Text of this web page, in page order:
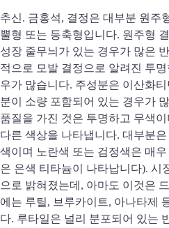
추신. 금홍석, 결정은 대부분 원주
뿔형 또는 등축형입니다. 원주형
성장 줄무늬가 있는 경우가 많은
적으로 모발 결정으로 알려진 투
우가 많습니다. 주성분은 이산화
분이 소량 포함되어 있는 경우가
품질을 가진 것은 투명하고 무색
다른 색상을 나타냅니다. 대부분
색이며 노란색 또는 검정색은 매
은 은색 티타늄이 나타납니다). 시
으로 밝혀졌는데, 아마도 이것은
에는 루틸, 브루카이트, 아나타제
다. 루타일은 널리 분포되어 있는